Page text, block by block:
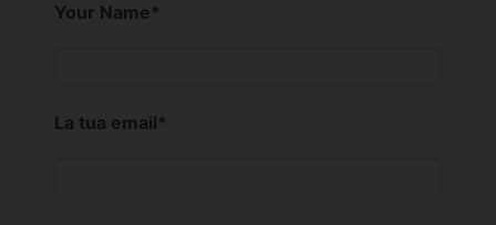
Your Name*
La tua email*